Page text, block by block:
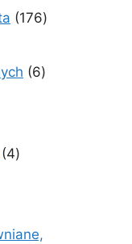
176176
66
44